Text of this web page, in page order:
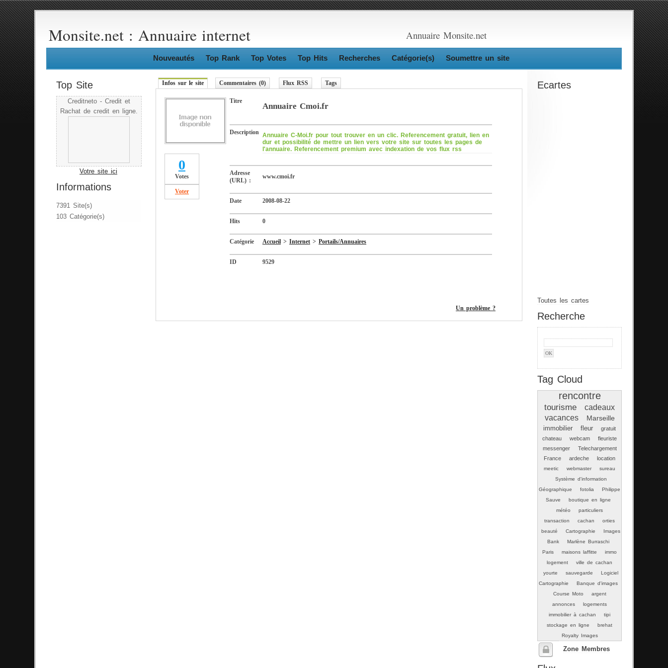
Monsite.net : Annuaire internet Annuaire Monsite.net
Nouveautés Top Rank Top Votes Top Hits Recherches Catégorie(s) Soumettre un site
Top Site
Creditneto - Credit et
Rachat de credit en ligne.
Votre site ici
Informations
7391 Site(s)
103 Catégorie(s)
Ecartes
Toutes les cartes
Recherche
Tag Cloud
rencontre
tourisme
cadeaux
vacances
Marseille
immobilier fleur
gratuit
chateau
webcam
fleuriste
messenger
Telechargement
France
ardeche location
meetic webmaster
sureau
Système d'information
Géographique
fotolia
Philippe
Sauve
boutique en ligne
météo
particuliers
transaction
cachan
orties
beauté
Cartographie
Images
Bank
Marlène Burraschi
Paris
maisons laffitte
immo
logement
ville de cachan
yourte
sauvegarde
Logiciel
Cartographie
Banque d'images
Course Moto
argent
annonces
logements
immobilier à cachan
tipi
stockage en ligne
brehat
Royalty Images
Zone Membres
Infos sur le site Commentaires (0) Flux RSS Tags
0
Votes
Voter
Titre
Annuaire Cmoi.fr
Description Annuaire C-Moi.fr pour tout trouver en un clic. Referencement gratuit, lien en
dur et possibilité de mettre un lien vers votre site sur toutes les pages de
l'annuaire. Referencement premium avec indexation de vos flux rss
Adresse
(URL) :
www.cmoi.fr
Date 2008-08-22
Hits 0
Catégorie Accueil > Internet > Portails/Annuaires
ID 9529
Un problème ?